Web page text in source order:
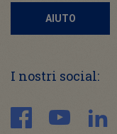
AIUTO
I nostri social: